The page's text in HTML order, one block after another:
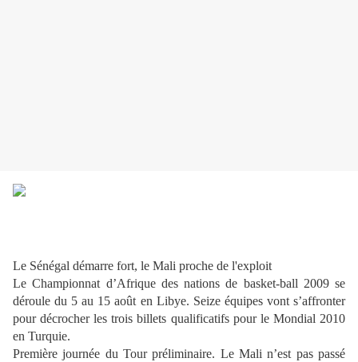
Le Sénégal démarre fort, le Mali proche de l'exploit
Le Championnat d’Afrique des nations de basket-ball 2009 se
déroule du 5 au 15 août en Libye. Seize équipes vont s’affronter
pour décrocher les trois billets qualificatifs pour le Mondial 2010
en Turquie.
Première journée du Tour préliminaire. Le Mali n’est pas passé